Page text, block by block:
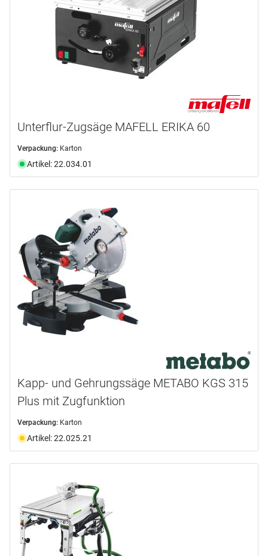
Unterflur-Zugsäge MAFELL ERIKA 60
Verpackung: Karton
Artikel: 22.034.01
Kapp- und Gehrungssäge METABO KGS 315
Plus mit Zugfunktion
Verpackung: Karton
Artikel: 22.025.21